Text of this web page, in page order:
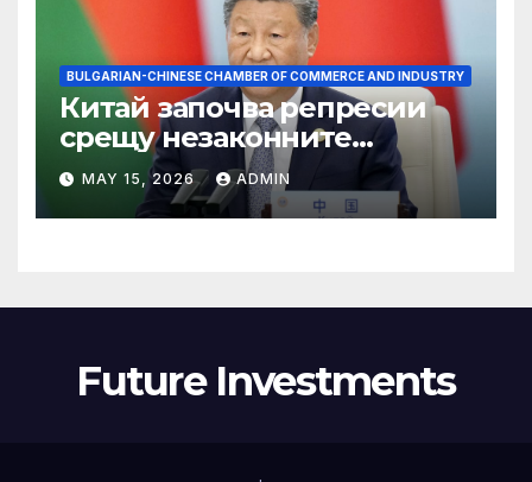
BULGARIAN-CHINESE CHAMBER OF COMMERCE AND INDUSTRY
Китай започва репресии
срещу незаконните
практики в сектора на TCM
MAY 15, 2026 ADMIN
Future Investments